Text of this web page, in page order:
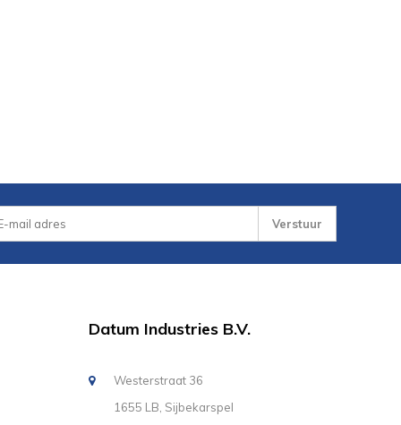
Verstuur
Datum Industries B.V.
Westerstraat 36
1655 LB, Sijbekarspel